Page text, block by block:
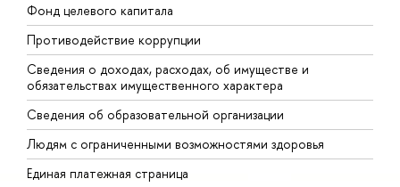
Фонд целевого капитала
Противодействие коррупции
Сведения о доходах, расходах, об имуществе и
обязательствах имущественного характера
Сведения об образовательной организации
Людям с ограниченными возможностями здоровья
Единая платежная страница